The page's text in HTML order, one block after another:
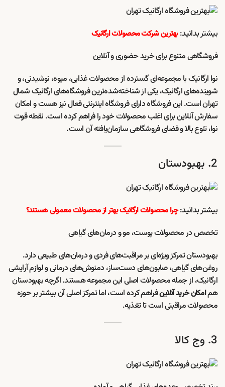
بیشتر بدانید: بهترین شرکت محصولات ارگانیک
فروشگاهی متنوع برای خرید حضوری و آنلاین
نوا ارگانیک با مجموعه‌ای گسترده از محصولات غذایی، میوه، نوشیدنی، و
شوینده‌های ارگانیک، یکی از شناخته‌شده‌ترین فروشگاه‌های ارگانیک شمال
تهران است. این فروشگاه دارای فروشگاه اینترنتی فعال نیز هست و امکان
سفارش آنلاین برای اغلب محصولات خود را فراهم کرده است. نقطه قوت
نوا، تنوع بالا و فضای فروشگاهی سازمان‌یافته آن است.
2. بهبودستان
بیشتر بدانید:چرا محصولات ارگانیک بهتر از محصولات معمولی هستند؟
تخصص در محصولات پوست، مو و درمان‌های گیاهی
بهبودستان تمرکز ویژه‌ای بر مراقبت‌های فردی و درمان‌های طبیعی دارد.
روغن‌های گیاهی، صابون‌های دست‌ساز، دمنوش‌های درمانی و لوازم آرایشی
ارگانیک، از جمله محصولات اصلی این مجموعه هستند. اگرچه بهبودستان
همامکان خرید آنلاینفراهم کرده است، اما تمرکز اصلی آن بیشتر بر حوزه
محصولات مراقبتی است تا تغذیه.
3. وج کالا